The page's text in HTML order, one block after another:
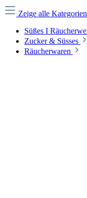
Zeige alle Kategorien
Süßes I
Zucker & Süsses
Räucherwaren